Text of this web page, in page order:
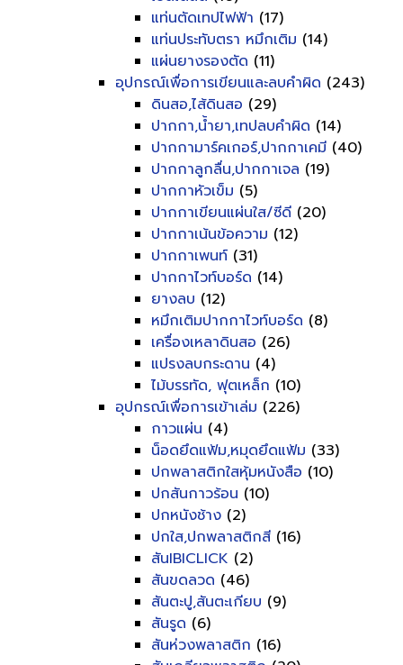
แท่นตัดเทปไฟฟ้า (17)
แท่นประทับตรา หมึกเติม (14)
แผ่นยางรองตัด (11)
อุปกรณ์เพื่อการเขียนและลบคำผิด (243)
ดินสอ,ไส้ดินสอ (29)
ปากกา,น้ำยา,เทปลบคำผิด (14)
ปากกามาร์คเกอร์,ปากกาเคมี (40)
ปากกาลูกลื่น,ปากกาเจล (19)
ปากกาหัวเข็ม (5)
ปากกาเขียนแผ่นใส/ซีดี (20)
ปากกาเน้นข้อความ (12)
ปากกาเพนท์ (31)
ปากกาไวท์บอร์ด (14)
ยางลบ (12)
หมึกเติมปากกาไวท์บอร์ด (8)
เครื่องเหลาดินสอ (26)
แปรงลบกระดาน (4)
ไม้บรรทัด, ฟุตเหล็ก (10)
อุปกรณ์เพื่อการเข้าเล่ม (226)
กาวแผ่น (4)
น็อดยึดแฟ้ม,หมุดยึดแฟ้ม (33)
ปกพลาสติกใสหุ้มหนังสือ (10)
ปกสันกาวร้อน (10)
ปกหนังช้าง (2)
ปกใส,ปกพลาสติกสี (16)
สันIBICLICK (2)
สันขดลวด (46)
สันตะปู,สันตะเกียบ (9)
สันรูด (6)
สันห่วงพลาสติก (16)